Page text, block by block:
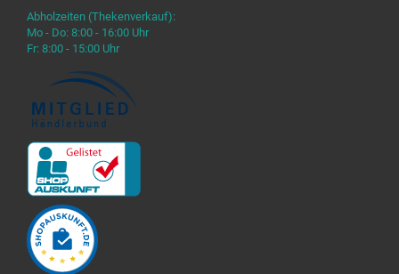
Abholzeiten (Thekenverkauf):
Mo - Do: 8:00 - 16:00 Uhr
Fr: 8:00 - 15:00 Uhr